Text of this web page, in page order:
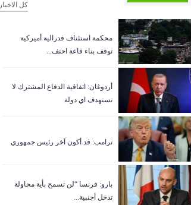
كل الاخبار
‏محكمة استئناف فدرالية أميركية
توقف بناء قاعة احتف...
أردوغان: اتفاقية الدفاع المشترك لا
تستهدف اي دولة
ترامب: قد أكون آخر رئيس جمهوري
بارو: فرنسا “لن تسمح بأية محاولة
تدخل أجنبية...